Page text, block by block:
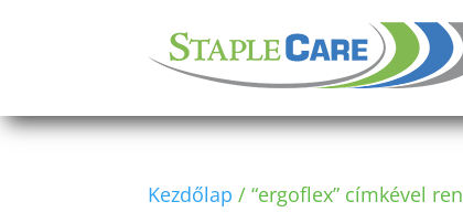
Kezdőlap / “ergoflex” címkével